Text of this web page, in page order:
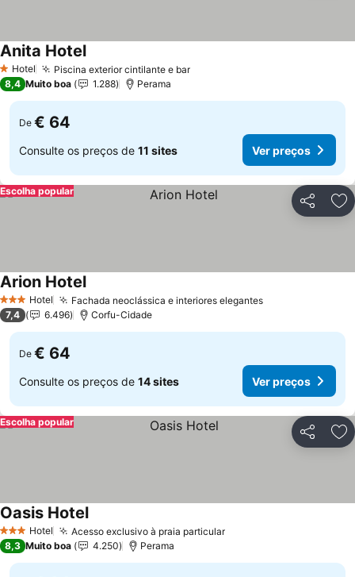
1 Estrelas
Hotel Piscina exterior cintilante e bar
Anita Hotel
8,4 Muito boa 1.288 Perama
De € 64
Consulte os preços de 11 sites Ver preços
Partilhar
Escolha popular
3 EstrelasHotel Fachada neoclássica e interiores elegantes
Arion Hotel
7,4 6.496 Corfu-Cidade
De € 64
Consulte os preços de 14 sites Ver preços
Partilhar
Escolha popular
3 EstrelasHotel Acesso exclusivo à praia particular
Oasis Hotel
8,3 Muito boa 4.250 Perama